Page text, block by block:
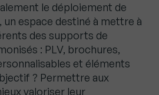
le déploiement de
espace destiné à mettre à
des supports de
: PLV, brochures,
et éléments
? Permettre aux
valoriser leur